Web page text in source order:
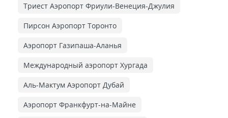
Триест Аэропорт Фриули-Венеция-Джулия
Пирсон Аэропорт Торонто
Аэропорт Газипаша-Аланья
Международный аэропорт Хургада
Аль-Мактум Аэропорт Дубай
Аэропорт Франкфурт-на-Майне